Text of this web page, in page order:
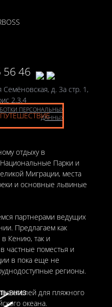
ВНИЗ
ВНИЗ
56 46
д. 3а стр. 1,
2,3,4
ПЕРСОНАЛЬНЫХ
ДАННЫХ
отдыху в
Парки и
Миграции, места
и основные львиные
партнерами ведущих
Предлагаем как
Кению, так и
частные поместья и
в пока еще не
регионы.
отелей для пляжного
океана.